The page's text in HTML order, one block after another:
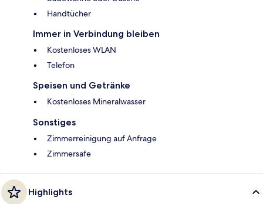
Handtücher
Immer in Verbindung bleiben
Kostenloses WLAN
Telefon
Speisen und Getränke
Kostenloses Mineralwasser
Sonstiges
Zimmerreinigung auf Anfrage
Zimmersafe
Highlights